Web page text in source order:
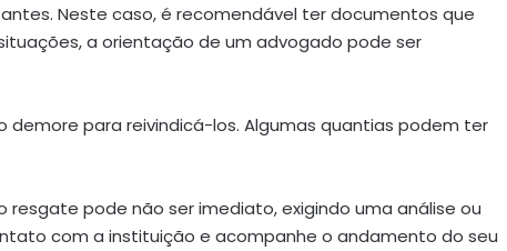
Neste caso, é recomendável ter documentos que
a orientação de um advogado pode ser
demore para reivindicá-los. Algumas quantias podem ter
resgate pode não ser imediato, exigindo uma análise ou
com a instituição e acompanhe o andamento do seu